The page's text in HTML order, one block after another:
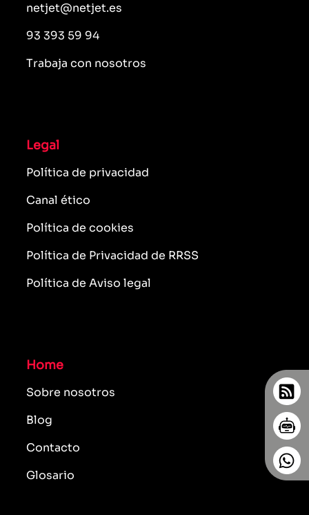
netjet@netjet.es
93 393 59 94
Trabaja con nosotros
Legal
Política de privacidad
Canal ético
Política de cookies
Política de Privacidad de RRSS
Política de Aviso legal
Home
Sobre nosotros
Blog
Contacto
Glosario